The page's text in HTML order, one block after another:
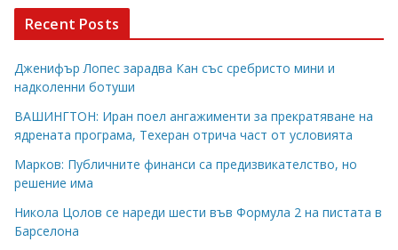
Recent Posts
Дженифър Лопес зарадва Кан със сребристо мини и
надколенни ботуши
ВАШИНГТОН: Иран поел ангажименти за прекратяване на
ядрената програма, Техеран отрича част от условията
Марков: Публичните финанси са предизвикателство, но
решение има
Никола Цолов се нареди шести във Формула 2 на пистата в
Барселона